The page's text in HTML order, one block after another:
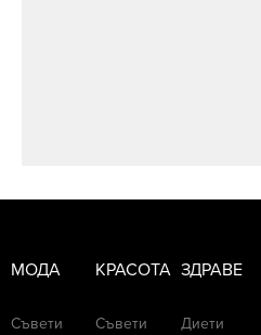
МОДА
Съвети
КРАСОТА
Съвети
ЗДРАВЕ
Диети